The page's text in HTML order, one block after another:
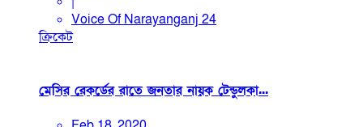
Voice Of Narayanganj 24
ক্রিকেট
মেসির রেকর্ডের রাতে জনতার নায়ক টেন্ডুলকা...